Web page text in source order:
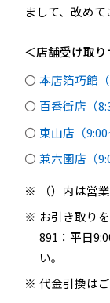
まして、改めて
＜店舗受け取
本店箔巧館（
百番街店（
東山店（9:00
兼六園店（
（）内は営
お引き取り
891：平日
い。
代金引換は